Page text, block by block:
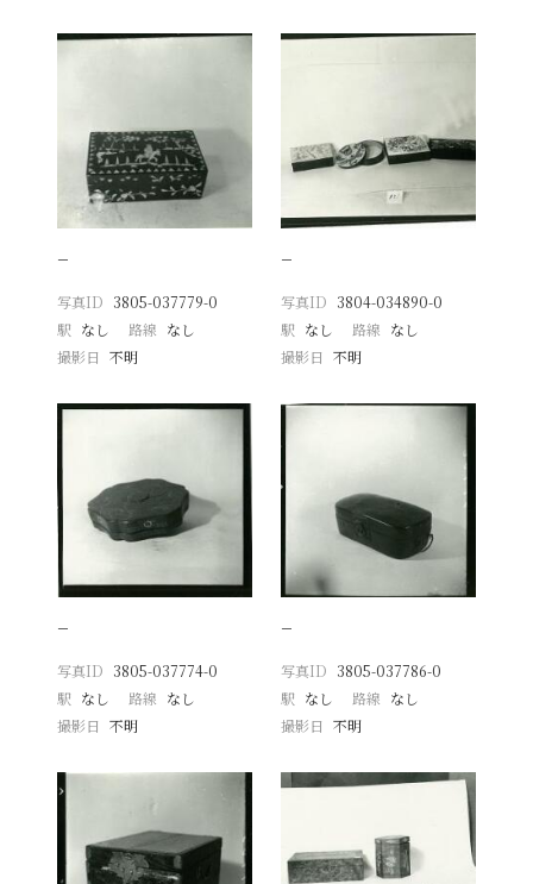
−
写真ID 3805-037779-0
駅 なし 路線 なし
撮影日
不明
−
写真ID 3804-034890-0
駅 なし 路線 なし
撮影日 不明
−
写真ID 3805-037774-0
駅 なし 路線 なし
撮影日
不明
−
写真ID 3805-037786-0
駅 なし 路線 なし
撮影日 不明